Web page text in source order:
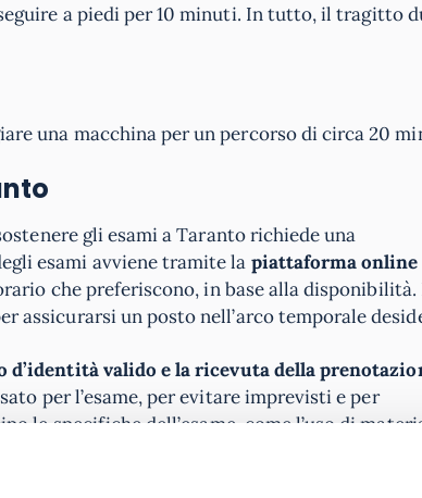
a piedi per 10 minuti. In tutto, il tragitto
una macchina per un percorso di circa 20
gli esami a Taranto richiede una
esami avviene tramite la piattaforma online
che preferiscono, in base alla disponibilità.
un posto nell’arco temporale
d’identità valido e la ricevuta della
per l’esame, per evitare imprevisti e per
le specifiche dell’esame, come l’uso di
necessario.